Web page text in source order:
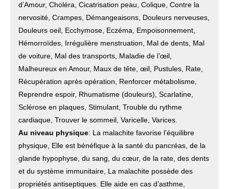
d’Amour, Choléra, Cicatrisation peau, Colique, Contre la
nervosité, Crampes, Démangeaisons, Douleurs nerveuses,
Douleurs oeil, Ecchymose, Eczéma, Empoisonnement,
Hémorroïdes, Irrégulière menstruation, Mal de dents, Mal
de voiture, Mal des transports, Maladie de l’œil,
Malheureux en Amour, Maux de tête, œil, Pustules, Rate,
Récupération après opération, Renforcer métabolisme,
Reprendre espoir, Rhumatisme (douleurs), Scarlatine,
Sclérose en plaques, Stimulant, Trouble du rythme
cardiaque, Trouver le sommeil, Varicelle, Varices.
Au niveau physique: La malachite favorise l’équilibre
physique, Elle est bénéfique à la santé du pancréas, de la
glande hypophyse, du sang, du cœur, de la rate, des dents
et du système immunitaire, La malachite possède des
propriétés antiseptiques. Elle aide en cas d’asthme,